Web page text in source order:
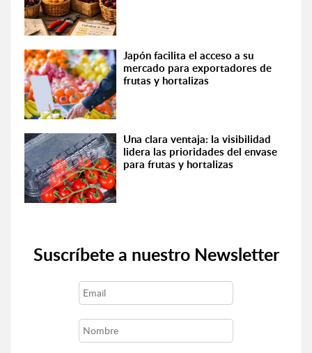
Japón facilita el acceso a su
mercado para exportadores de
frutas y hortalizas
Una clara ventaja: la visibilidad
lidera las prioridades del envase
para frutas y hortalizas
Suscríbete a nuestro Newsletter